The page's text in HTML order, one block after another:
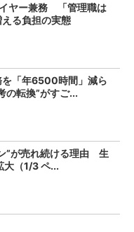
ヤー兼務 「管理職は
る負担の実態
「年6500時間」減ら
の転換”がすご...
”が売れ続ける理由 生
大（1/3 ペ...